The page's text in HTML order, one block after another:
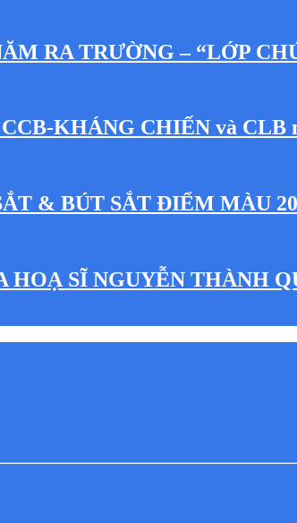
RA TRƯỜNG – “LỚP
KHÁNG CHIẾN và
& BÚT SẮT ĐIỂM MÀU
HOẠ SĨ NGUYỄN THÀNH